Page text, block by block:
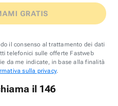
GRATIS
il consenso al trattamento dei dati
telefonici sulle offerte Fastweb
da me indicate, in base alla finalità
sulla privacy.
il 146